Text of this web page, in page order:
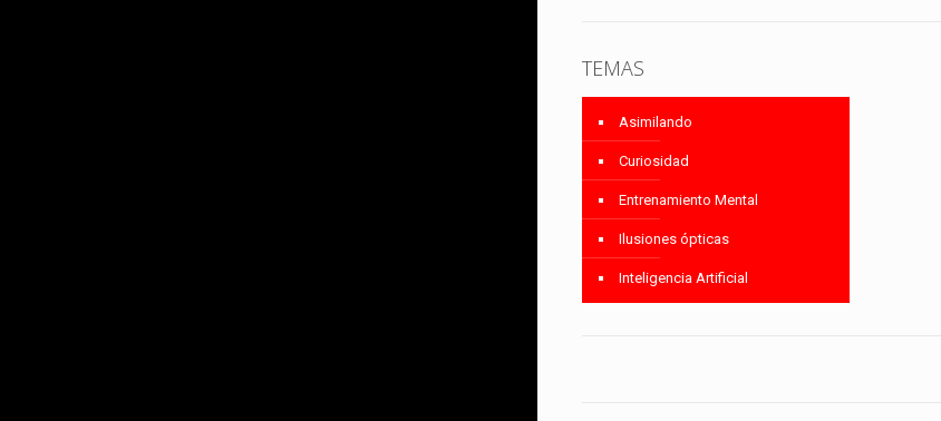
TEMAS
Asimilando
Curiosidad
Entrenamiento Mental
Ilusiones ópticas
Inteligencia Artificial